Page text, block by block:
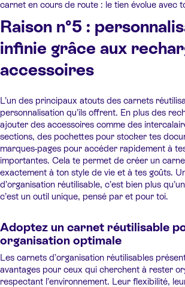
carnet en cours de route : le tien évolue avec
Raison n°5 :
infinie grâce aux
accessoires
L’un des principaux atouts des carnets
personnalisation qu’ils offrent. En plus des
ajouter des accessoires comme des
sections, des pochettes pour stocker tes
marques-pages pour accéder rapidement à
importantes. Cela te permet de créer un
exactement à ton style de vie et à tes goûts.
d’organisation réutilisable, c’est bien plus
c’est un outil unique, pensé par et pour toi.
Adoptez un carnet réutilisable
organisation optimale
Les carnets d’organisation réutilisables
avantages pour ceux qui cherchent à rester
respectant l’environnement. Leur flexibilité,